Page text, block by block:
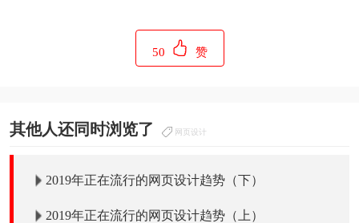
50 赞
其他人还同时浏览了 网页设计
2019年正在流行的网页设计趋势（下）
2019年正在流行的网页设计趋势（上）